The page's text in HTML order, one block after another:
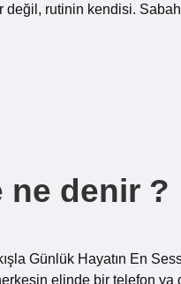
rutinin kendisi.
ne denir ?
Günlük Hayatın En
elinde bir telefon